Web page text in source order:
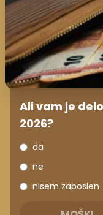
Ali vam je
2026?
da
ne
nisem zaposlen